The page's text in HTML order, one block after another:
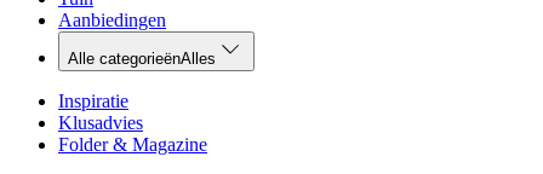
Aanbiedingen
Alle categorieënAlles
Inspiratie
Klusadvies
Folder & Magazine